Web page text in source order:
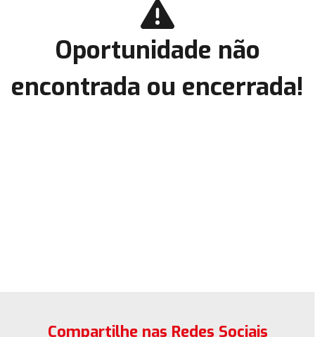
Oportunidade não
encontrada ou encerrada!
Compartilhe nas Redes Sociais